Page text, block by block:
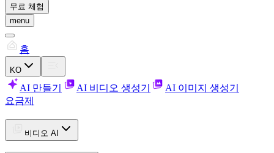
무료 체험
menu
홈
KO
AI 만들기 AI 비디오 생성기
AI 이미지 생성기
요금제
비디오 AI